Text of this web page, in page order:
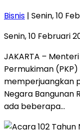
Bisnis | Senin, 10
Senin, 10 Februari
JAKARTA –
Permukiman
memperjuangkan
Negara Bangunan
ada beberapa…